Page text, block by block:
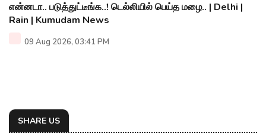
என்னடா.. படுத்துட்டீங்க..! டெல்லியில் பெய்த மழை.. | Delhi |
Rain | Kumudam News
09 Aug 2026, 03:41 PM
SHARE US